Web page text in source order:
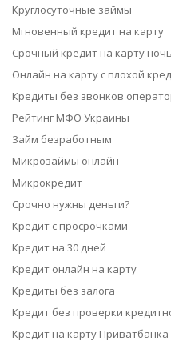
Круглосуточные займы
Мгновенный кредит на карту
Срочный кредит на карту
Онлайн на карту с плохой
Кредиты без звонков
Рейтинг МФО Украины
Займ безработным
Микрозаймы онлайн
Микрокредит
Срочно нужны деньги?
Кредит с просрочками
Кредит на 30 дней
Кредит онлайн на карту
Кредиты без залога
Кредит без проверки
Кредит на карту Приватбанка